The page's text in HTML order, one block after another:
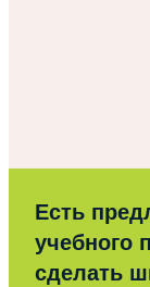
Есть
учебного
сделать